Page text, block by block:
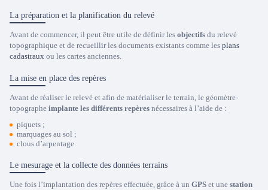
La préparation et la planification du relevé
Avant de commencer, il peut être utile de définir les objectifs du relevé
topographique et de recueillir les documents existants comme les plans
cadastraux ou les cartes anciennes.
La mise en place des repères
Avant de réaliser le relevé et afin de matérialiser le terrain, le géomètre-
topographe implante les différents repères nécessaires à l’aide de :
piquets ;
marquages au sol ;
clous d’arpentage.
Le mesurage et la collecte des données terrains
Une fois l’implantation des repères effectuée, grâce à un GPS et une station